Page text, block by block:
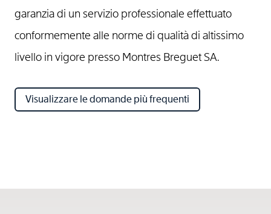
garanzia di un servizio professionale effettuato
conformemente alle norme di qualità di altissimo
livello in vigore presso Montres Breguet SA.
Visualizzare le domande più frequenti